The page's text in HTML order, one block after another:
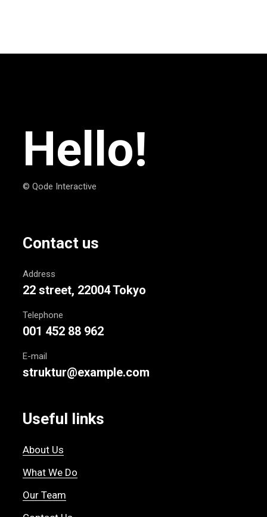
Hello!
© Qode Interactive
Contact us
Address
22 street, 22004 Tokyo
Telephone
001 452 88 962
E-mail
struktur@example.com
Useful links
About Us
What We Do
Our Team